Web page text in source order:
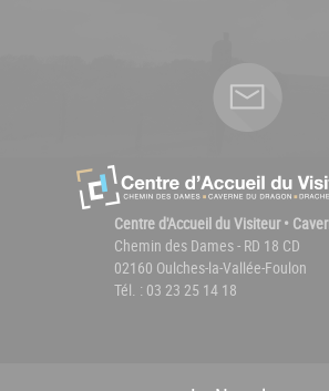
Centre d'Accueil du Visiteur •
Chemin des Dames - RD 18 CD
02160 Oulches-la-Vallée-Foulon
Tél. : 03 23 25 14 18